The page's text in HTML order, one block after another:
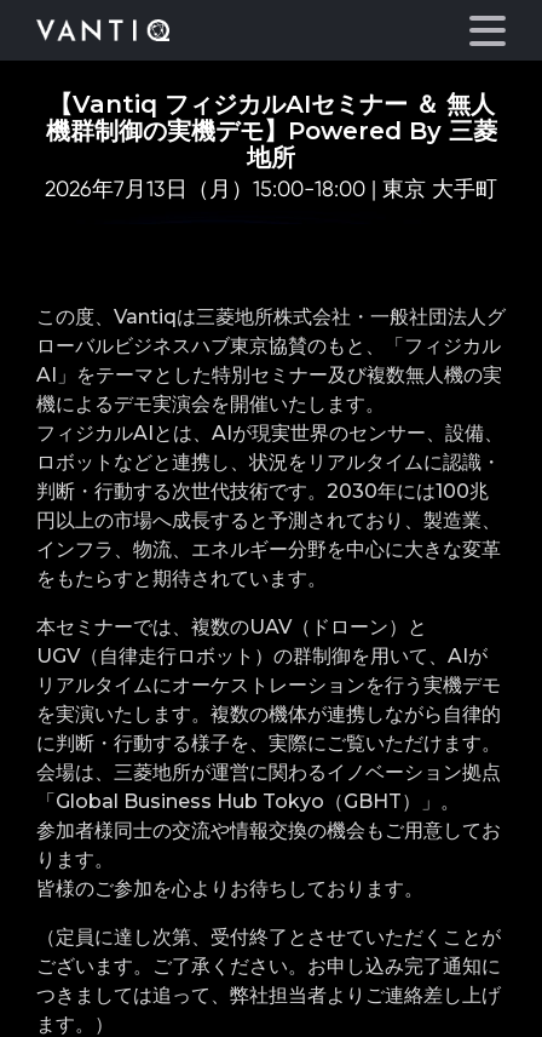
プラットフォーム
お役立ち情報
会社情報
言語
【Vantiq フィジカルAIセミナー ＆ 無人
機群制御の実機デモ】Powered By 三菱
地所
2026年7月13日（月）15:00-18:00 | 東京 大手町
この度、Vantiqは三菱地所株式会社・一般社団法人グ
ローバルビジネスハブ東京協賛のもと、「フィジカル
AI」をテーマとした特別セミナー及び複数無人機の実
機によるデモ実演会を開催いたします。
フィジカルAIとは、AIが現実世界のセンサー、設備、
ロボットなどと連携し、状況をリアルタイムに認識・
判断・行動する次世代技術です。2030年には100兆
円以上の市場へ成長すると予測されており、製造業、
インフラ、物流、エネルギー分野を中心に大きな変革
をもたらすと期待されています。
本セミナーでは、複数のUAV（ドローン）と
UGV（自律走行ロボット）の群制御を用いて、AIが
リアルタイムにオーケストレーションを行う実機デモ
を実演いたします。複数の機体が連携しながら自律的
に判断・行動する様子を、実際にご覧いただけます。
会場は、三菱地所が運営に関わるイノベーション拠点
「Global Business Hub Tokyo（GBHT）」。
参加者様同士の交流や情報交換の機会もご用意してお
ります。
皆様のご参加を心よりお待ちしております。
（定員に達し次第、受付終了とさせていただくことが
ございます。ご了承ください。お申し込み完了通知に
つきましては追って、弊社担当者よりご連絡差し上げ
ます。）